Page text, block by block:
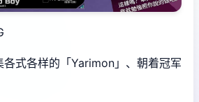
式各样的「Yarimon」、朝着冠军